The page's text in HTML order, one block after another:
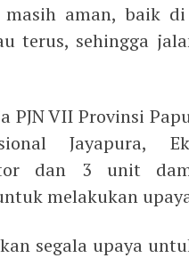
aman, baik
terus, sehingga
PJN VII Provinsi
Jayapura,
dan 3 unit
melakukan
segala upaya